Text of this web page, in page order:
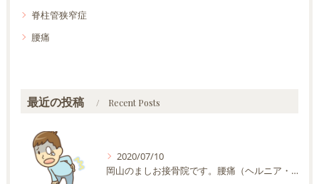
脊柱管狭窄症
腰痛
最近の投稿 Recent Posts
2020/07/10
岡山のましお接骨院です。腰痛（ヘルニア・神経痛などを含む）でお悩みの方が多く来院する施術院です。